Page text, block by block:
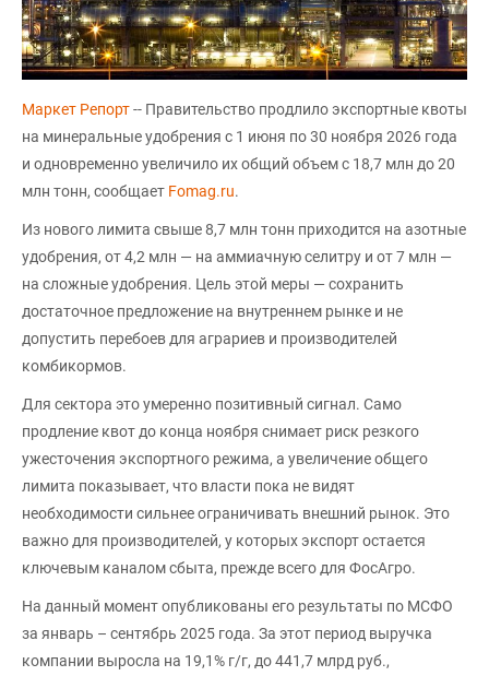
Маркет Репорт-- Правительство продлило экспортные квоты
на минеральные удобрения с 1 июня по 30 ноября 2026 года
и одновременно увеличило их общий объем с 18,7 млн до 20
млн тонн, сообщает Fomag.ru.
Из нового лимита свыше 8,7 млн тонн приходится на азотные
удобрения, от 4,2 млн — на аммиачную селитру и от 7 млн —
на сложные удобрения. Цель этой меры — сохранить
достаточное предложение на внутреннем рынке и не
допустить перебоев для аграриев и производителей
комбикормов.
Для сектора это умеренно позитивный сигнал. Само
продление квот до конца ноября снимает риск резкого
ужесточения экспортного режима, а увеличение общего
лимита показывает, что власти пока не видят
необходимости сильнее ограничивать внешний рынок. Это
важно для производителей, у которых экспорт остается
ключевым каналом сбыта, прежде всего для ФосАгро.
На данный момент опубликованы его результаты по МСФО
за январь – сентябрь 2025 года. За этот период выручка
компании выросла на 19,1% г/г, до 441,7 млрд руб.,